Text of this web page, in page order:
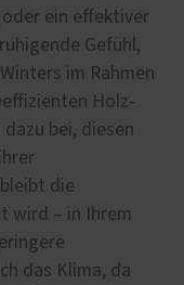
ein effektiver
Gefühl,
im Rahmen
Holz-
bei, diesen
die
wird – in Ihrem
das Klima, da